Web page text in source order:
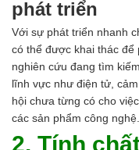
Giới Thiệu
Đối tác
Quy trình sản xuất
Tin tức
VMC GROUP
Ngành Hóa Chất
Tẩy Rửa Diệt Khuẩn
Ngành Thực Phẩm
phát triển
Với sự phát triển nhanh
có thể được khai thác để
nghiên cứu đang tìm
lĩnh vực như điện tử,
hội chưa từng có cho
các sản phẩm công nghệ.
2. Tính